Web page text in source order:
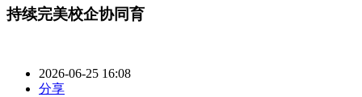
持续完美校企协同育
2026-06-25 16:08
分享